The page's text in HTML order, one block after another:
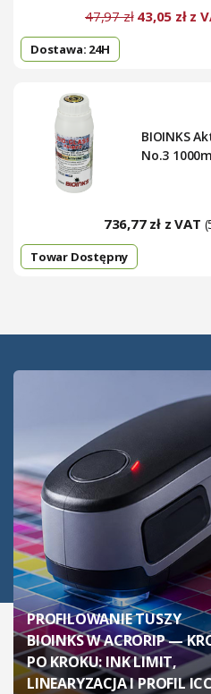
47,97 zł43,05 zł z
Dostawa: 24H
BIOINKS
No.3
736,77 zł z VAT
Towar Dostępny
PROFILOWANIE TUSZY
BIOINKS W ACRORIP —
PO KROKU: INK LIMIT,
LINEARYZACJA I PROFIL ICC